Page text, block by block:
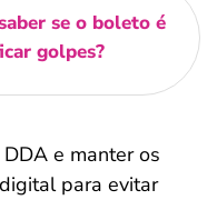
se o boleto é
golpes?
e manter os
para evitar